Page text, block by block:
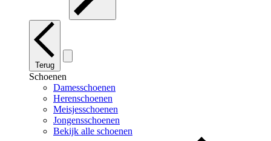
Terug
Schoenen
Damesschoenen
Herenschoenen
Meisjesschoenen
Jongensschoenen
Bekijk alle schoenen